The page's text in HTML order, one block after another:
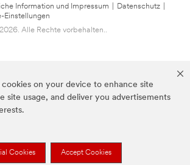
cookies on your device to enhance site
site usage, and deliver you advertisements
Cookies Accept Cookies
Information und Impressum Datenschutz
Einstellungen
Alle Rechte vorbehalten..
genannten Marken sind Warenzeichen von 3M.